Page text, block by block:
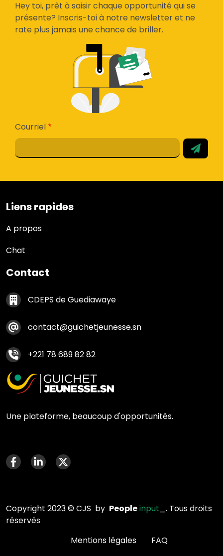
Hey toi, prêt à saisir chaque opportunité qui se
présente? Inscris-toi à notre newsletter et ne
rate plus jamais une chance de briller.
Courriel
Liens rapides
Liens rapides
A propos
Chat
Contact
Contact footer
CDEPS de Guediawaye
contact@guichetjeunesse.sn
+221 78 689 82 82
Une plateforme, beaucoup d'opportunités.
Menu social media
Copyright 2023 © CJS by Peopleinput _. Tous droits
réservés
FAQ
Mentions légales